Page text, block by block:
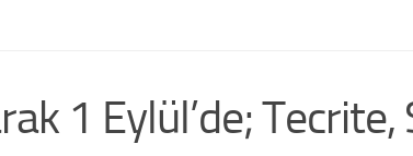
1 Eylül’de; Tecrite,